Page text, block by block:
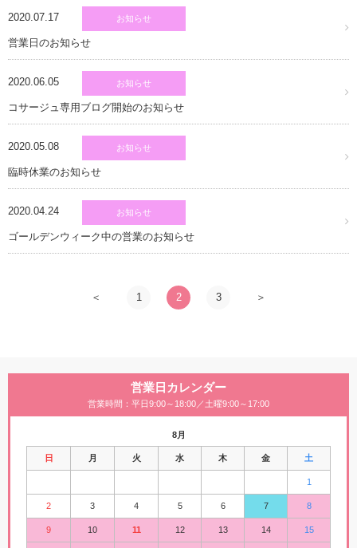
2020.07.17 お知らせ
営業日のお知らせ
2020.06.05 お知らせ
コサージュ専用ブログ開始のお知らせ
2020.05.08 お知らせ
臨時休業のお知らせ
2020.04.24 お知らせ
ゴールデンウィーク中の営業のお知らせ
1 2 3
営業日カレンダー
営業時間：平日9:00～18:00／土曜9:00～17:00
8月
日 月 火 水 木 金 土
1
2 3 4 5 6 7 8
9 10 11 12 13 14 15